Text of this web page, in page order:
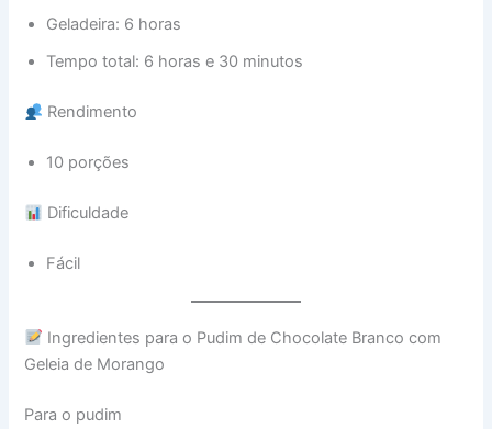
Geladeira: 6 horas
Tempo total: 6 horas e 30 minutos
Rendimento
10 porções
Dificuldade
Fácil
Ingredientes para o Pudim de Chocolate Branco com
Geleia de Morango
Para o pudim